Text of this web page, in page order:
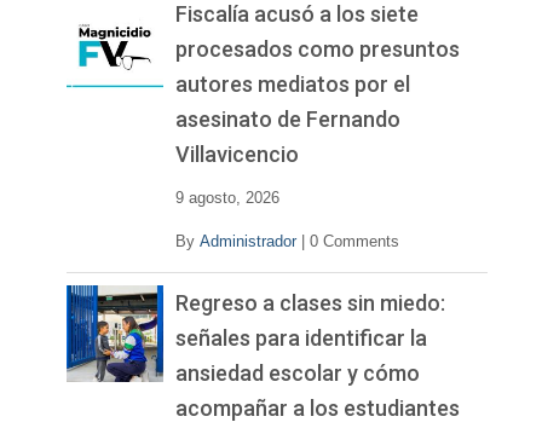
Fiscalía acusó a los siete
procesados como presuntos
autores mediatos por el
asesinato de Fernando
Villavicencio
9 agosto, 2026
By Administrador 0 Comments
Regreso a clases sin miedo:
señales para identificar la
ansiedad escolar y cómo
acompañar a los estudiantes